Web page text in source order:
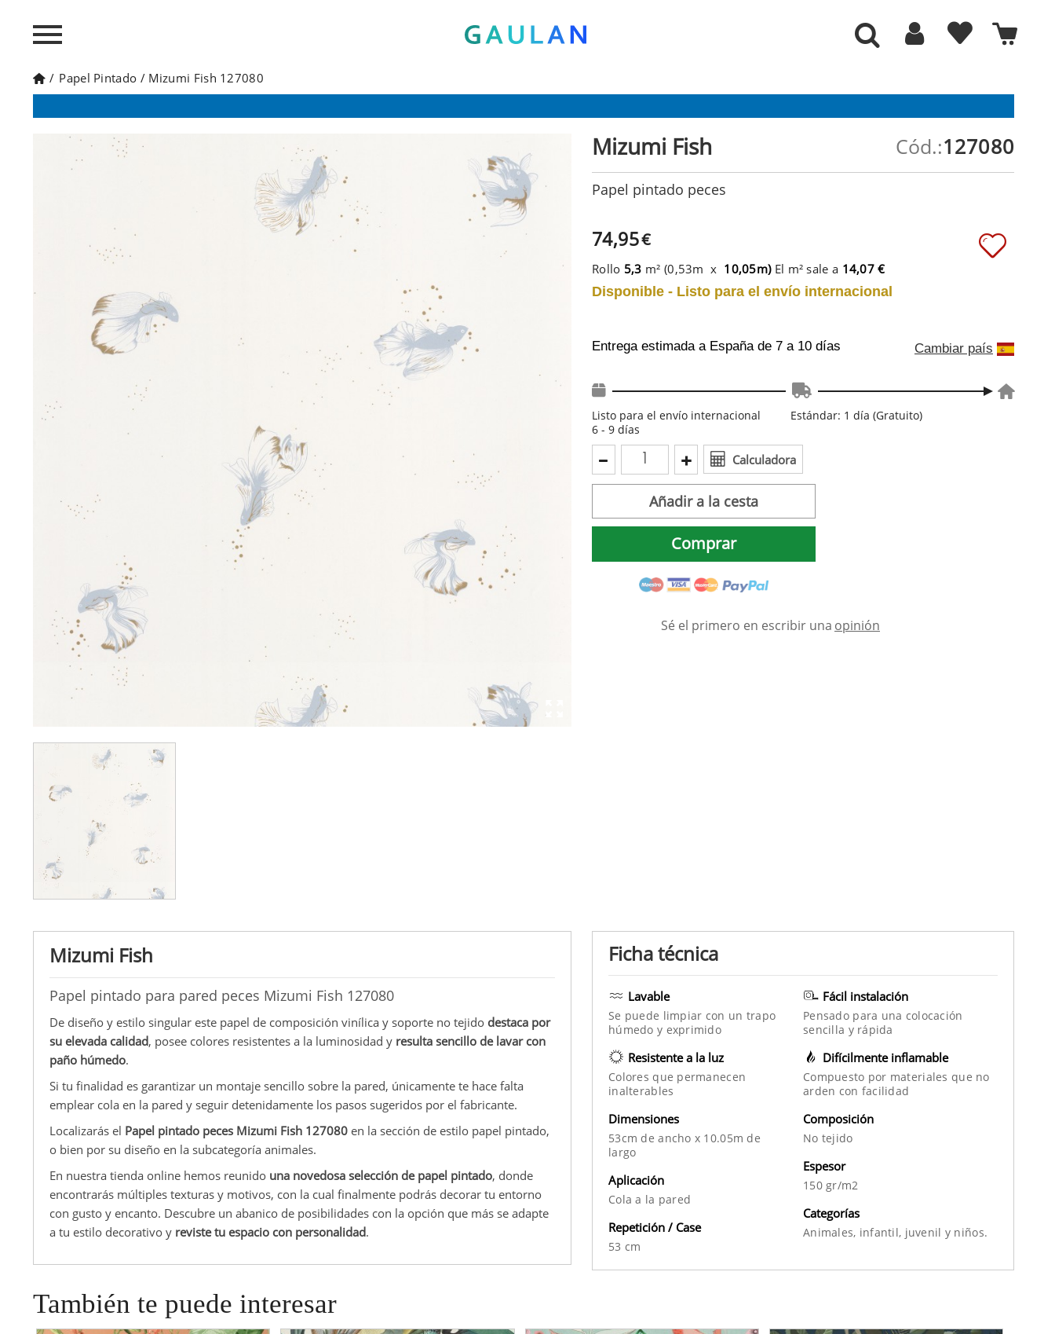
/ Papel Pintado / Mizumi Fish 127080
Mizumi Fish
Papel pintado para pared peces Mizumi Fish 127080
De diseño y estilo singular este papel de composición vinílica y soporte no tejido destaca por
su elevada calidad, posee colores resistentes a la luminosidad y resulta sencillo de lavar con
paño húmedo.
Si tu finalidad es garantizar un montaje sencillo sobre la pared, únicamente te hace falta
emplear cola en la pared y seguir detenidamente los pasos sugeridos por el fabricante.
Localizarás el Papel pintado peces Mizumi Fish 127080 en la sección de estilo papel pintado,
o bien por su diseño en la subcategoría animales.
En nuestra tienda online hemos reunido una novedosa selección de papel pintado, donde
encontrarás múltiples texturas y motivos, con la cual finalmente podrás decorar tu entorno
con gusto y encanto. Descubre un abanico de posibilidades con la opción que más se adapte
a tu estilo decorativo y reviste tu espacio con personalidad.
Mizumi Fish 127080
Cód.:
Papel pintado peces
74,95€
Rollo 5,3 m² (0,53m x 10,05m) El m² sale a 14,07 €
Disponible - Listo para el envío internacional
Entrega estimada a España de 7 a 10 días Cambiar país
Listo para el envío internacional
6 - 9 días
Estándar: 1 día (Gratuito)
Calculadora
Añadir a la cesta
Comprar
Sé el primero en escribir una opinión
Ficha técnica
Lavable
Se puede limpiar con un trapo
húmedo y exprimido
Resistente a la luz
Colores que permanecen
inalterables
Fácil instalación
Pensado para una colocación
sencilla y rápida
Difícilmente inflamable
Compuesto por materiales que no
arden con facilidad
Dimensiones
53cm de ancho x 10.05m de
largo
Aplicación
Cola a la pared
Repetición / Case
53 cm
Composición
No tejido
Espesor
150 gr/m2
Categorías
Animales, infantil, juvenil y niños.
También te puede interesar